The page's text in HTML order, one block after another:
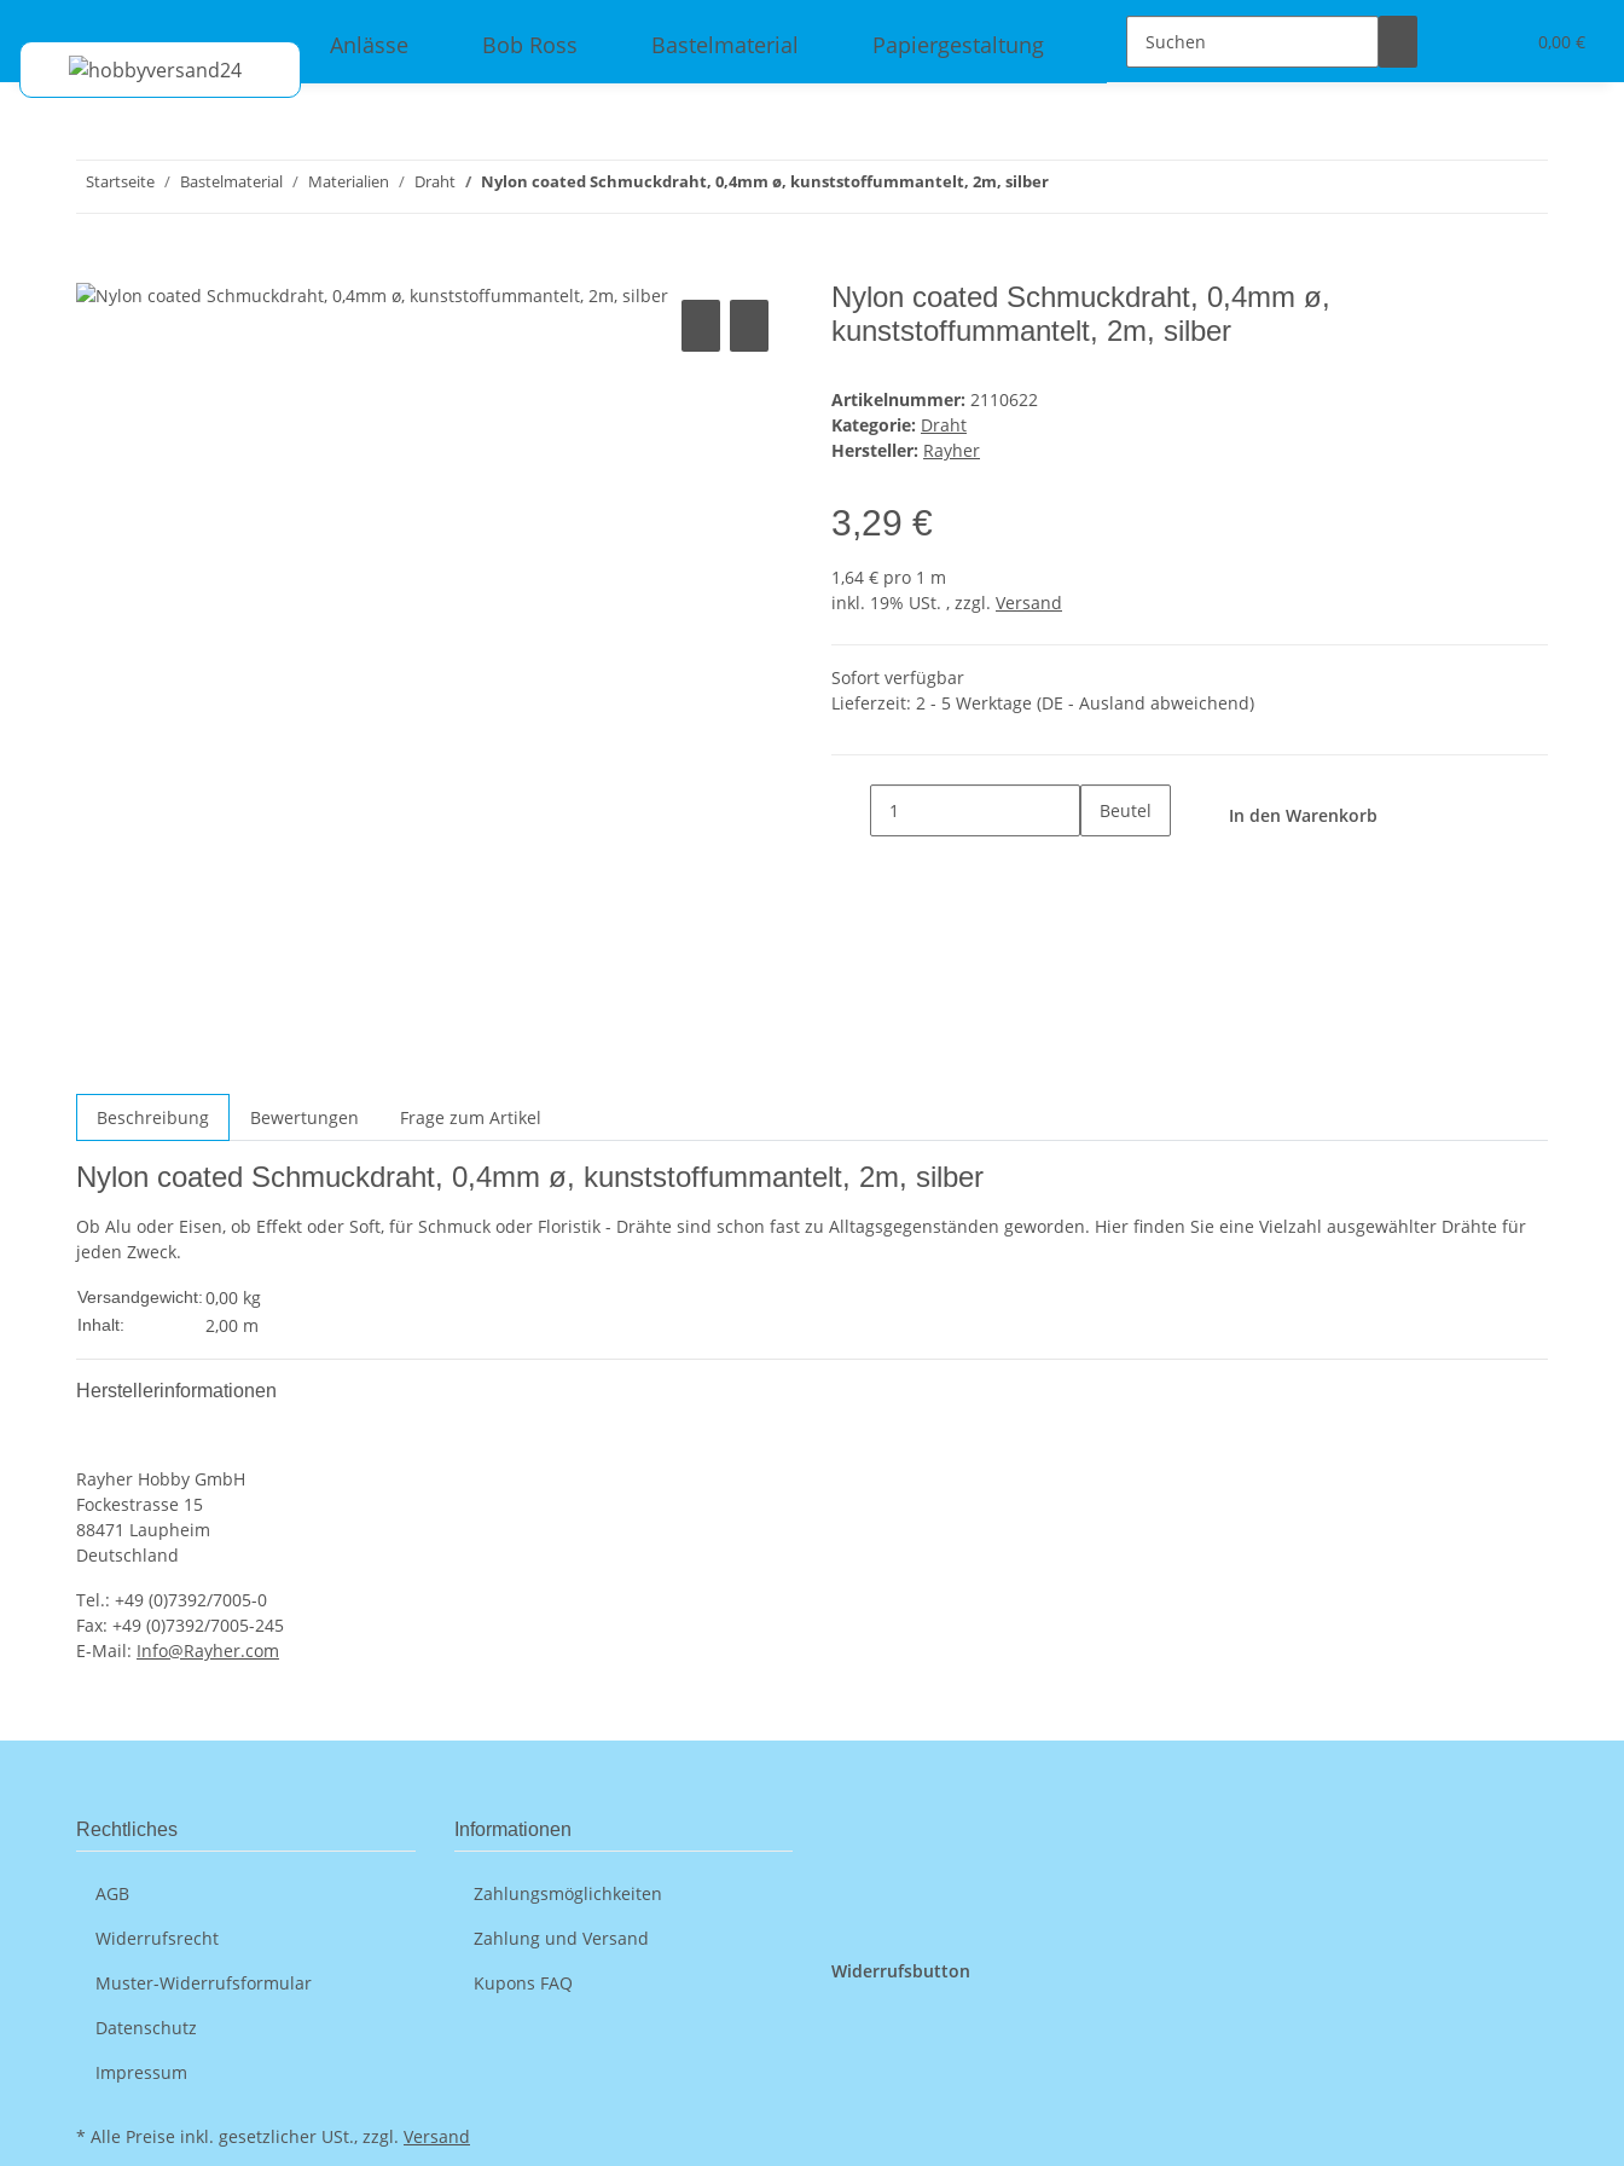
0,00 €
Anlässe Bob Ross Bastelmaterial Papiergestaltung Schmuckdesign Tischdeko & Accessoires
Startseite Bastelmaterial Materialien Draht Nylon coated Schmuckdraht, 0,4mm ø, kunststoffummantelt, 2m, silber
Nylon coated Schmuckdraht, 0,4mm ø,
kunststoffummantelt, 2m, silber
Artikelnummer: 2110622
Kategorie: Draht
Hersteller: Rayher
3,29 €
1,64 € pro 1 m
inkl. 19% USt. , zzgl. Versand
Sofort verfügbar
Lieferzeit: 2 - 5 Werktage (DE - Ausland abweichend)
Beutel In den Warenkorb
Beschreibung Bewertungen Frage zum Artikel
Nylon coated Schmuckdraht, 0,4mm ø, kunststoffummantelt, 2m, silber
Ob Alu oder Eisen, ob Effekt oder Soft, für Schmuck oder Floristik - Drähte sind schon fast zu Alltagsgegenständen geworden. Hier finden Sie eine Vielzahl ausgewählter Drähte für
jeden Zweck.
Versandgewicht:0,00 kg
Inhalt: 2,00 m
Herstellerinformationen
Rayher Hobby GmbH
Fockestrasse 15
88471 Laupheim
Deutschland
Tel.: +49 (0)7392/7005-0
Fax: +49 (0)7392/7005-245
E-Mail: Info@Rayher.com
Rechtliches
AGB
Widerrufsrecht
Muster-Widerrufsformular
Datenschutz
Impressum
Informationen
Zahlungsmöglichkeiten
Zahlung und Versand
Kupons FAQ
Widerrufsbutton
* Alle Preise inkl. gesetzlicher USt., zzgl. Versand